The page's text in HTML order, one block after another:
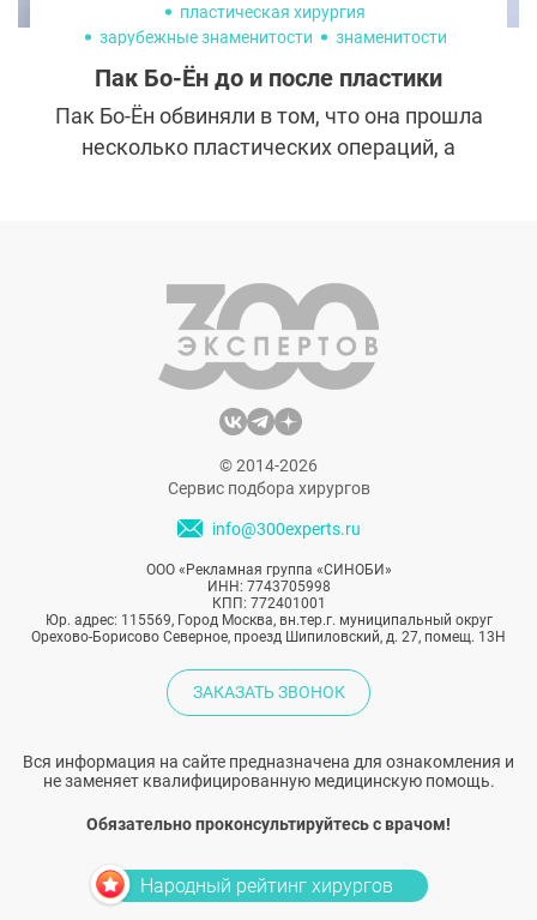
пластическая хирургия
зарубежные знаменитости
знаменитости
Пак Бо-Ён до и после пластики
Пак Бо-Ён обвиняли в том, что она прошла
несколько пластических операций, а
хуже до того, как профессиональные
визажисты начали работать над её
образом.
© 2014-2026
Сервис подбора хирургов
info@300experts.ru
ООО «Рекламная группа «СИНОБИ»
ИНН: 7743705998
КПП: 772401001
Юр. адрес: 115569, Город Москва, вн.тер.г. муниципальный округ
Орехово-Борисово Северное, проезд Шипиловский, д. 27, помещ. 13Н
ЗАКАЗАТЬ ЗВОНОК
Вся информация на сайте предназначена для ознакомления и
не заменяет квалифицированную медицинскую помощь.
Обязательно проконсультируйтесь с врачом!
Народный рейтинг хирургов